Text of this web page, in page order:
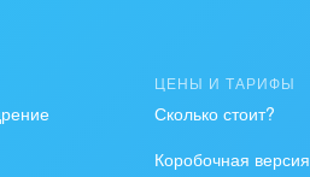
ЦЕНЫ И ТАРИФЫ
Сколько стоит?
Коробочная версия